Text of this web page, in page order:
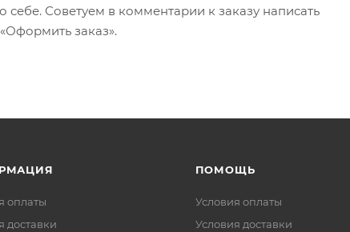
Советуем в комментарии к заказу написать
заказ».
оплаты
доставки
ПОМОЩЬ
Условия оплаты
Условия доставки